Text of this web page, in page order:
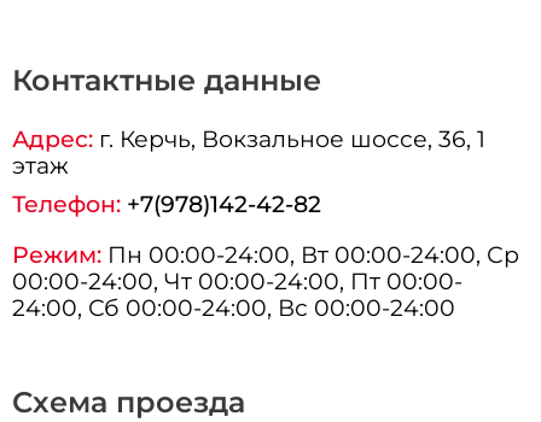
Схема проезда
Контактные данные
Адрес: г. Керчь, Вокзальное шоссе, 36, 1
этаж
Телефон: +7(978)142-42-82
Режим: Пн 00:00-24:00, Вт 00:00-24:00, Ср
00:00-24:00, Чт 00:00-24:00, Пт 00:00-
24:00, Сб 00:00-24:00, Вс 00:00-24:00